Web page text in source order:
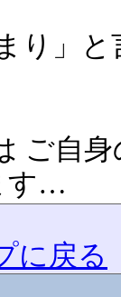
り」
ご自
す…
に戻る